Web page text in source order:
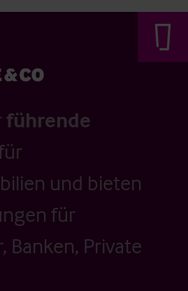
führende
und bieten
für
Banken, Private